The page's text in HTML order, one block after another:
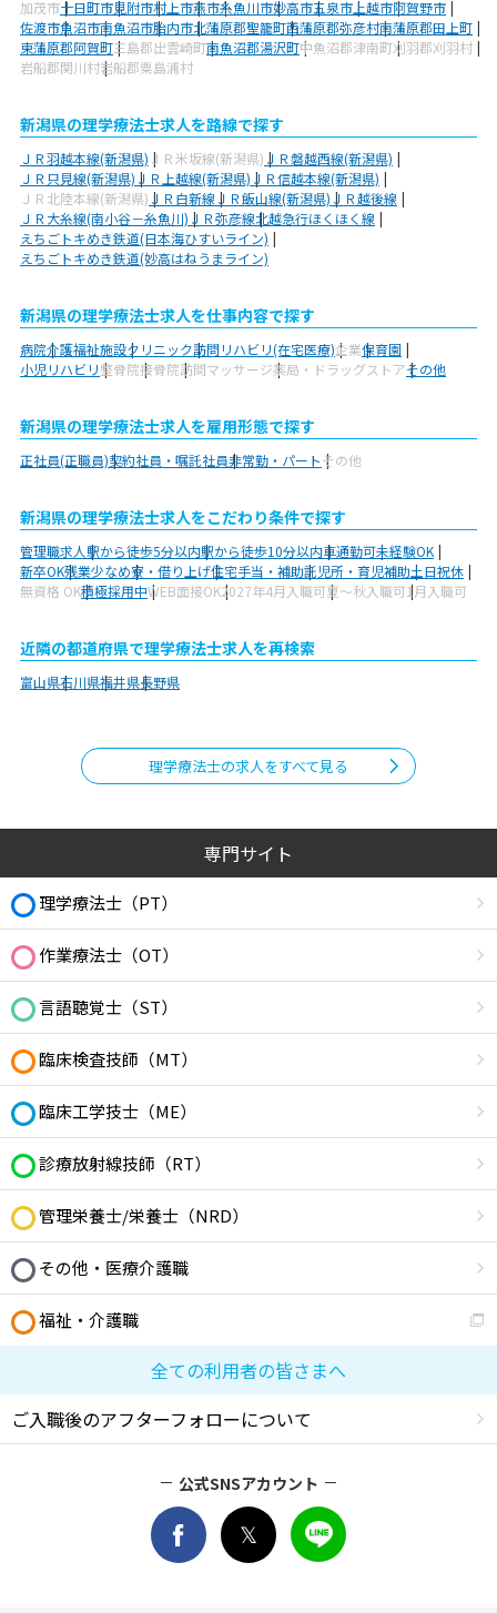
加茂市十日町市見附市村上市燕市糸魚川市妙高市五泉市 上越市阿賀野市
佐渡市魚沼市南魚沼市胎内市北蒲原郡聖籠町西蒲原郡弥彦村南蒲原郡田上町
東蒲原郡阿賀町三島郡出雲崎町南魚沼郡湯沢町中魚沼郡津南町刈羽郡刈羽村
岩船郡関川村岩船郡粟島浦村
新潟県の理学療法士求人を路線で探す
ＪＲ羽越本線(新潟県) ＪＲ米坂線(新潟県)ＪＲ磐越西線(新潟県)
ＪＲ只見線(新潟県)ＪＲ上越線(新潟県)ＪＲ信越本線(新潟県)
ＪＲ北陸本線(新潟県)ＪＲ白新線ＪＲ飯山線(新潟県)ＪＲ越後線
ＪＲ大糸線(南小谷－糸魚川)ＪＲ弥彦線北越急行ほくほく線
えちごトキめき鉄道(日本海ひすいライン)
えちごトキめき鉄道(妙高はねうまライン)
新潟県の理学療法士求人を仕事内容で探す
病院介護福祉施設クリニック訪問リハビリ(在宅医療)企業保育園
小児リハビリ整骨院接骨院訪問マッサージ薬局・ドラッグストアその他
新潟県の理学療法士求人を雇用形態で探す
正社員(正職員)契約社員・嘱託社員非常勤・パートその他
新潟県の理学療法士求人をこだわり条件で探す
管理職求人駅から徒歩5分以内駅から徒歩10分以内車通勤可未経験OK
新卒OK残業少なめ寮・借り上げ住宅手当・補助託児所・育児補助土日祝休
無資格 OK積極採用中WEB面接OK2027年4月入職可夏～秋入職可1月入職可
近隣の都道府県で理学療法士求人を再検索
富山県石川県福井県長野県
理学療法士の求人をすべて見る
専門サイト
理学療法士（PT）
作業療法士（OT）
言語聴覚士（ST）
臨床検査技師（MT）
臨床工学技士（ME）
診療放射線技師（RT）
管理栄養士/栄養士（NRD）
その他・医療介護職
福祉・介護職
全ての利用者の皆さまへ
ご入職後のアフターフォローについて
公式SNSアカウント